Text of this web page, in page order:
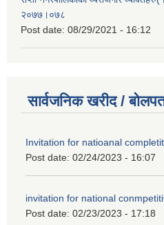
२०७७।०७८
Post date: 08/29/2021 - 16:12
सार्वजनिक खरीद /
Invitation for natioanal
Post date: 02/24/2023 - 16:07
invitation for national
Post date: 02/23/2023 - 17:18